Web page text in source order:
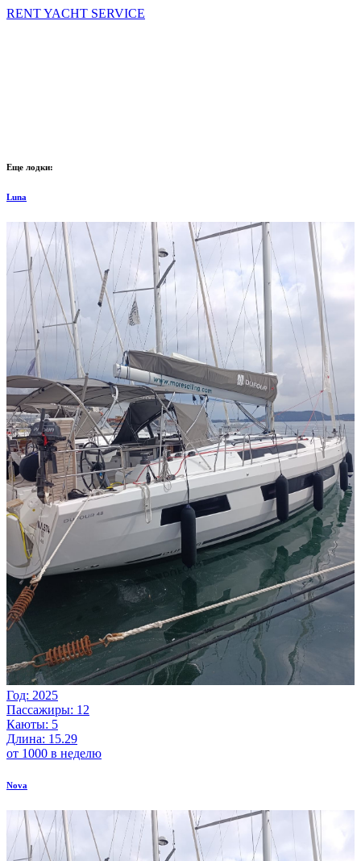
RENT YACHT SERVICE
Еще лодки:
Luna
Год: 2025
Пассажиры: 12
Каюты: 5
Длина: 15.29
от 1000 в неделю
Nova